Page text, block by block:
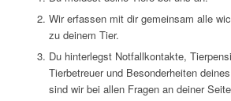
Wir erfassen mit dir gemeinsam alle
zu deinem Tier.
Du hinterlegst Notfallkontakte,
Tierbetreuer und Besonderheiten
sind wir bei allen Fragen an deiner